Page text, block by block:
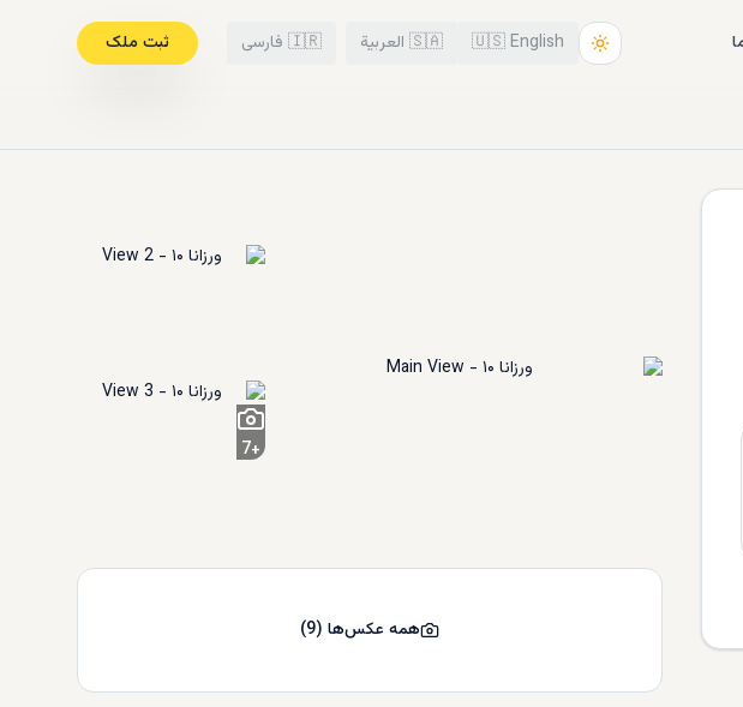
🇺🇸 English
🇸🇦 العربية 🇮🇷 فارسی ثبت ملک
+
7
همه عکس‌ها(
9
)